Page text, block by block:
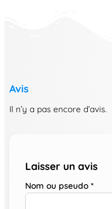
Avis
Il n’y a pas encore d’avis.
Laisser un avis
Nom ou pseudo *